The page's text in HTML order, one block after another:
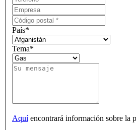
País*
Tema*
Aquíencontrará información sobre la